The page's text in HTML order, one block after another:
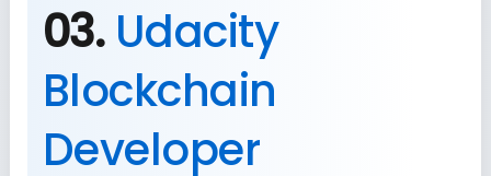
03. Udacity
Blockchain
Developer